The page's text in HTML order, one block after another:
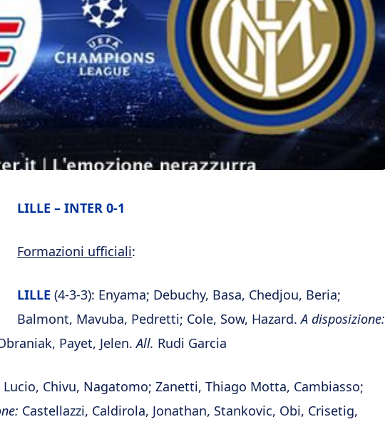
LILLE – INTER 0-1
Formazioni ufficiali:
LILLE (4-3-3): Enyama; Debuchy, Basa, Chedjou, Beria;
Balmont, Mavuba, Pedretti; Cole, Sow, Hazard.A disposizione:
Payet, Jelen. All. Rudi Garcia
Lucio, Chivu, Nagatomo; Zanetti, Thiago Motta, Cambiasso;
Castellazzi, Caldirola, Jonathan, Stankovic, Obi, Crisetig,